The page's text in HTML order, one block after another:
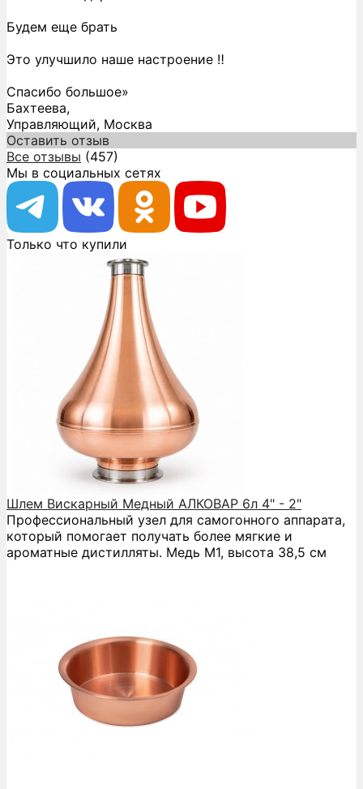
Будем еще брать
Это улучшило наше настроение ‼️
Спасибо большое»
Бахтеева,
Управляющий, Москва
Оставить отзыв
Все отзывы (457)
Мы в социальных сетях
Только что купили
Шлем Вискарный Медный АЛКОВАР 6л 4" - 2"
Профессиональный узел для самогонного аппарата,
который помогает получать более мягкие и
ароматные дистилляты. Медь М1, высота 38,5 см